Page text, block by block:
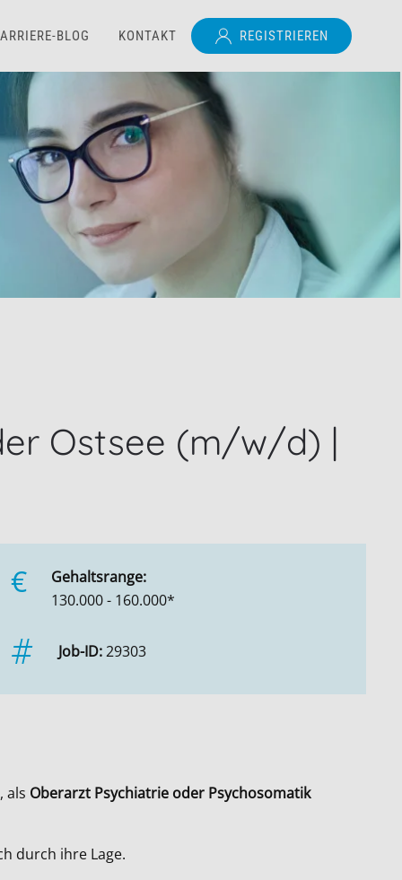
BLOG KONTAKT REGISTRIEREN
Ostsee (m/w/d) |
€
Gehaltsrange:
130.000 - 160.000*
Job-ID:29303
als Oberarzt Psychiatrie oder Psychosomatik
durch ihre Lage.